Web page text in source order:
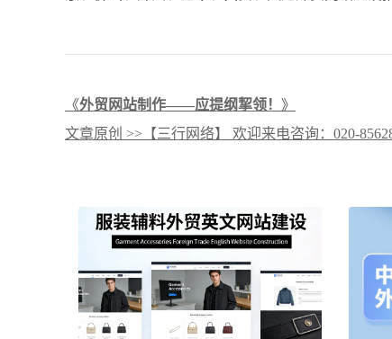
《外贸网站制作——应提纲挈领！ 》
文章原创 >>【三行网络】 欢迎来电咨询：020-